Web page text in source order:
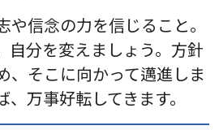
信念の力を信じること。
自分を変えましょう。方針
、そこに向かって邁進しま
万事好転してきます。